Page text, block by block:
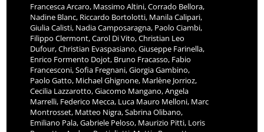
Francesca Arcaro, Massimo Altini, Corrado Bellora,
Nadine Blanc, Riccardo Bortolotti, Manila Calipari,
Giulia Calisti, Nadia Camposaragna, Paolo Ciambi,
Filippo Clermont, Carol Di Vito, Christian Leo
Dufour, Christian Evaspasiano, Giuseppe Farinella,
Enrico Formento Dojot, Bruno Fracasso, Fabio
Francesconi, Sofia Fregnani, Giorgia Gambino,
Paolo Gatto, Michael Ghignone, Marlène Jorrioz,
Cecilia Lazzarotto, Giacomo Mangano, Angela
Marrelli, Federico Mecca, Luca Mauro Melloni, Marc
Montrosset, Matteo Nigra, Sabrina Olibano,
Emiliano Pala, Gabriele Peloso, Maurizio Pitti, Loris